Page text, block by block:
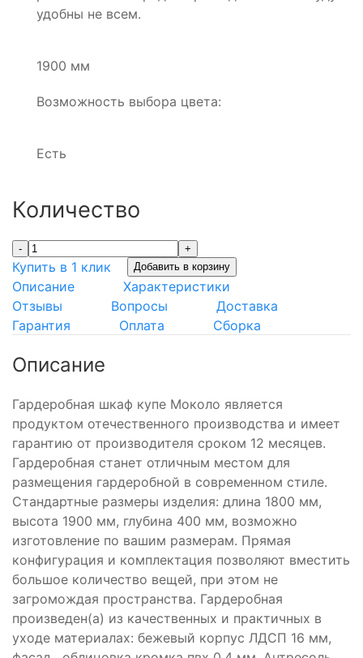
удобны не всем.
1900 мм
Возможность выбора цвета:
Есть
Количество
- +
Купить в 1 клик Добавить в корзину
Описание
Характеристики
Отзывы
Вопросы
Доставка
Гарантия
Оплата Сборка
Описание
Гардеробная шкаф купе Моколо является
продуктом отечественного производства и имеет
гарантию от производителя сроком 12 месяцев.
Гардеробная станет отличным местом для
размещения гардеробной в современном стиле.
Стандартные размеры изделия: длина 1800 мм,
высота 1900 мм, глубина 400 мм, возможно
изготовление по вашим размерам. Прямая
конфигурация и комплектация позволяют вместить
большое количество вещей, при этом не
загромождая пространства. Гардеробная
произведен(а) из качественных и практичных в
уходе материалах: бежевый корпус ЛДСП 16 мм,